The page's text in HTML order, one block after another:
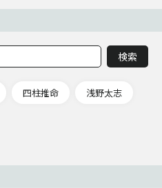
四柱推命 浅野太志